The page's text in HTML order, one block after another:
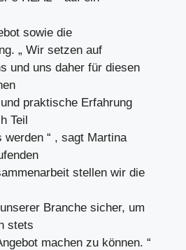
sowie die
„ Wir setzen auf
und uns daher für diesen
praktische Erfahrung
Teil
“ , sagt Martina
stellen wir die
Branche sicher, um
stets
machen zu können. “